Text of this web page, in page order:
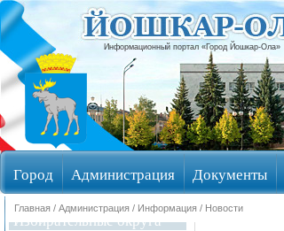
Информационный портал «Город Йошкар-Ола»
Город Администрация Документы
Избирательные округа
Главная / Администрация / Информация / Новости